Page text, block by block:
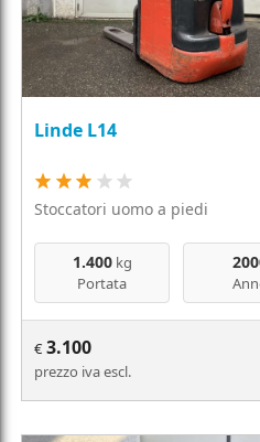
Linde L14
Stoccatori uomo a piedi
1.400kg
Portata
€ 3.100
prezzo iva escl.